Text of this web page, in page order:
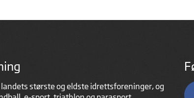
største og eldste idrettsforeninger, og